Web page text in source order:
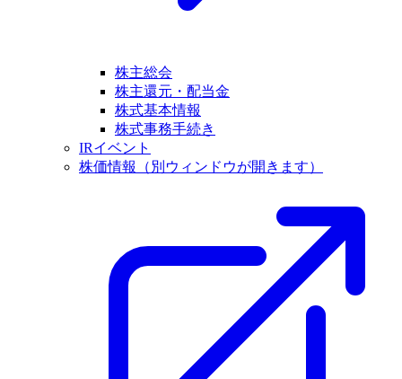
株主総会
株主還元・配当金
株式基本情報
株式事務手続き
IRイベント
株価情報
（別ウィンドウが開きます）